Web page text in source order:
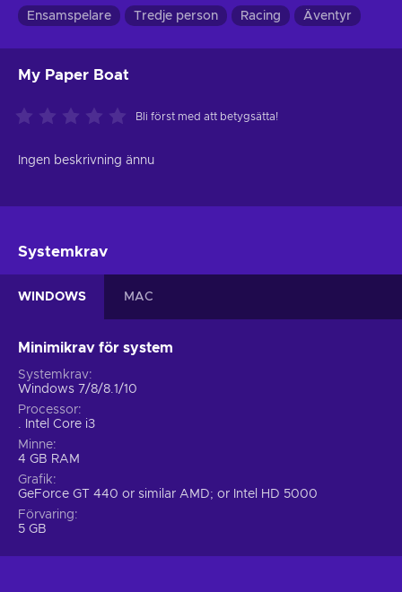
Ensamspelare Tredje person Racing Äventyr
My Paper Boat
Bli först med att betygsätta!
Ingen beskrivning ännu
Systemkrav
WINDOWS MAC
Minimikrav för system
Systemkrav
Windows 7/8/8.1/10
Processor
. Intel Core i3
Minne
4 GB RAM
Grafik
GeForce GT 440 or similar AMD; or Intel HD 5000
Förvaring
5 GB